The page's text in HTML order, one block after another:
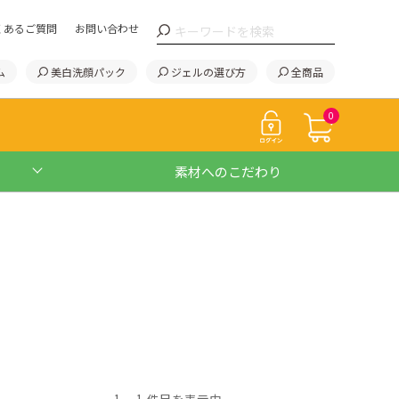
あるご質問 お問い合わせ
美白洗顔パック ジェルの選び方 全商品
0
素材へのこだわり